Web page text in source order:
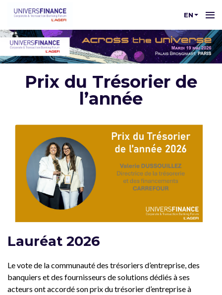
EN
Prix du Trésorier de
l’année
Lauréat 2026
Le vote de la communauté des trésoriers d’entreprise, des
banquiers et des fournisseurs de solutions dédiés à ses
acteurs ont accordé son prix du trésorier d’entreprise à